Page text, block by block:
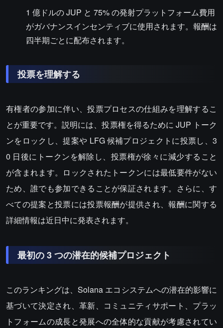
1 億ドルの JUP と 75% の発射プラットフォーム費用
がガバナンスインセンティブに使用されます。報酬は
四半期ごとに配布されます。
投票を理解する
有権者の参加に伴い、投票プロセスの仕組みを理解するこ
とが重要です。説明には、投票権を得るために JUP トーク
ンをロックし、提案や LFG 候補プロジェクトに投票し、3
0 日後にトークンを解除し、投票権が徐々に減少すること
が含まれます。ロックされたトークンには最低要件がない
ため、誰でも参加できることが保証されます。さらに、す
べての提案と投票には投票報酬が提供され、報酬に関する
詳細情報は近日中に発表されます。
最初の 3 つの潜在的候補プロジェクト
このランキングは、Solana エコシステムへの潜在的影響に
基づいて決定され、革新、コミュニティサポート、プラッ
トフォームの成長と発展への全体的な貢献が考慮されてい